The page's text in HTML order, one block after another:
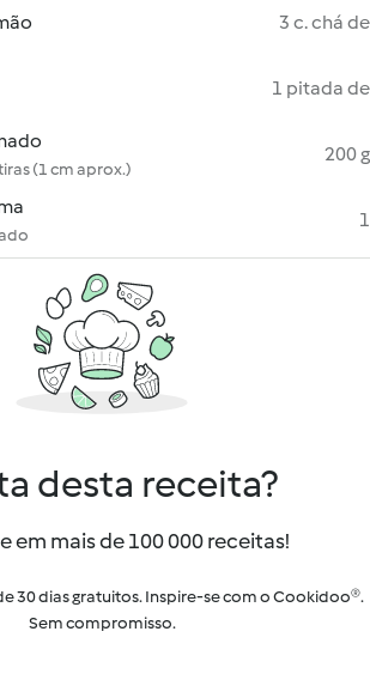
3 c. chá de
1 pitada de
(1 cm aprox.)
200 g
1
desta receita?
em mais de 100 000 receitas!
30 dias gratuitos. Inspire-se com o Cookidoo®.
Sem compromisso.